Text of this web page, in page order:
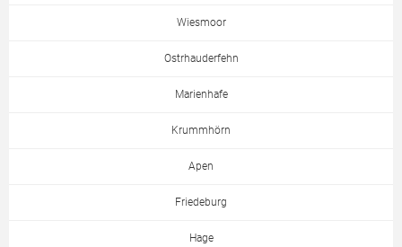
Wiesmoor
Ostrhauderfehn
Marienhafe
Krummhörn
Apen
Friedeburg
Hage